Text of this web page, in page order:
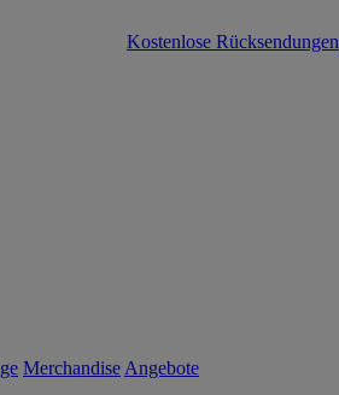
Kostenlose Rücksendungen
Merchandise Angebote